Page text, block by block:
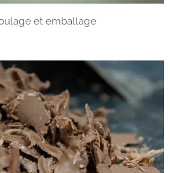
et emballage